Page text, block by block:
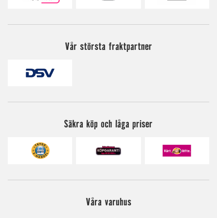
Vår största fraktpartner
Säkra köp och låga priser
Våra varuhus